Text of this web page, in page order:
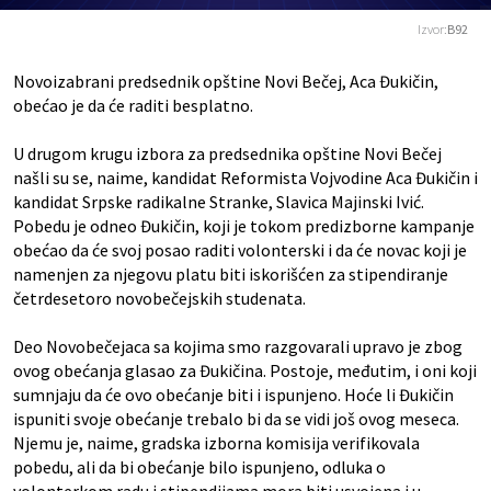
Izvor:B92
Novoizabrani predsednik opštine Novi Bečej, Aca Đukičin,
obećao je da će raditi besplatno.
U drugom krugu izbora za predsednika opštine Novi Bečej
našli su se, naime, kandidat Reformista Vojvodine Aca Đukičin i
kandidat Srpske radikalne Stranke, Slavica Majinski Ivić.
Pobedu je odneo Đukičin, koji je tokom predizborne kampanje
obećao da će svoj posao raditi volonterski i da će novac koji je
namenjen za njegovu platu biti iskorišćen za stipendiranje
četrdesetoro novobečejskih studenata.
Deo Novobečejaca sa kojima smo razgovarali upravo je zbog
ovog obećanja glasao za Đukičina. Postoje, međutim, i oni koji
sumnjaju da će ovo obećanje biti i ispunjeno. Hoće li Đukičin
ispuniti svoje obećanje trebalo bi da se vidi još ovog meseca.
Njemu je, naime, gradska izborna komisija verifikovala
pobedu, ali da bi obećanje bilo ispunjeno, odluka o